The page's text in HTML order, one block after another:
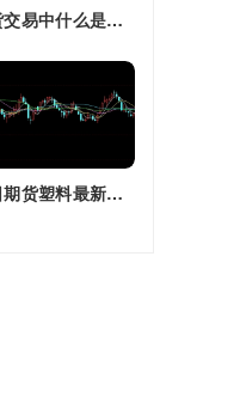
期货交易中什么是复合头寸(期货交易中什么是复合头寸交易)
今日期货塑料最新价格(今日期货塑料最新价格行情)